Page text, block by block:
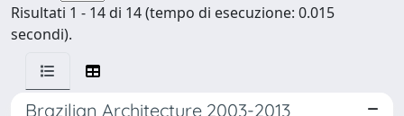
Risultati 1 - 14 di 14 (tempo di esecuzione: 0.015
secondi).
Brazilian Architecture 2003-2013